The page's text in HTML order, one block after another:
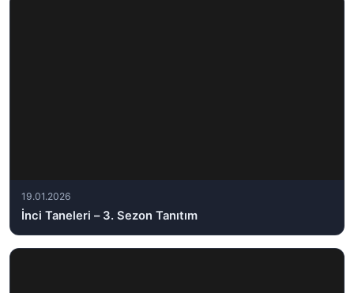
19.01.2026
İnci Taneleri – 3. Sezon Tanıtım